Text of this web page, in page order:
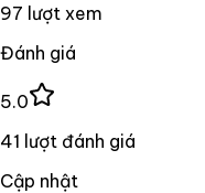
97 lượt xem
Đánh giá
5.0
41 lượt đánh giá
Cập nhật